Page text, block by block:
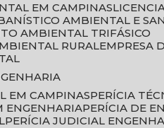
EM CAMPINAS
AMBIENTAL E
AMBIENTAL TRIFÁSICO
RURAL
EM CAMPINAS
PERÍCIA
ENGENHARIA
PERÍCIA DE
PERÍCIA JUDICIAL